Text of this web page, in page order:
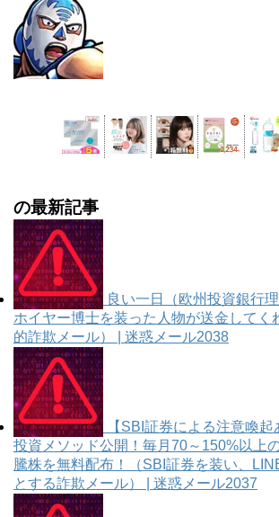
の最新記事
良い一日（欧州投資銀行
ホイヤー博士を装った人物が送金してく
的詐欺メール） | 迷惑メール2038
【SBI証券による注意喚
投資メソッド公開！毎月70～150%以上
騰株を無料配布！（SBI証券を装い、
とする詐欺メール） | 迷惑メール2037